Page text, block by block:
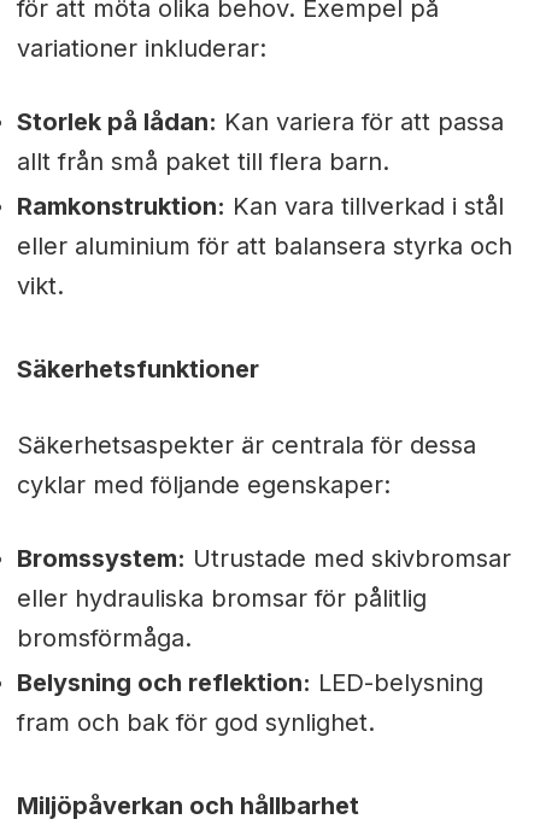
för att möta olika behov. Exempel på
variationer inkluderar:
Storlek på lådan: Kan variera för att passa
allt från små paket till flera barn.
Ramkonstruktion: Kan vara tillverkad i stål
eller aluminium för att balansera styrka och
vikt.
Säkerhetsfunktioner
Säkerhetsaspekter är centrala för dessa
cyklar med följande egenskaper:
Bromssystem: Utrustade med skivbromsar
eller hydrauliska bromsar för pålitlig
bromsförmåga.
Belysning och reflektion: LED-belysning
fram och bak för god synlighet.
Miljöpåverkan och hållbarhet